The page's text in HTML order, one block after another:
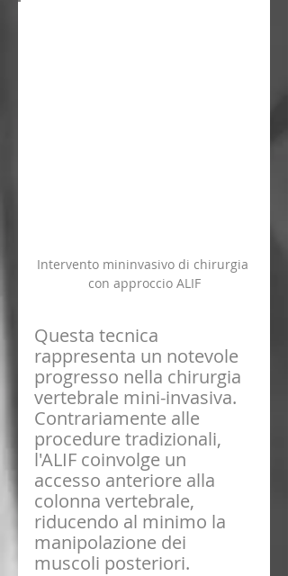
Intervento mininvasivo di chirurgia
con approccio ALIF
Questa tecnica
rappresenta un notevole
progresso nella chirurgia
vertebrale mini-invasiva.
Contrariamente alle
procedure tradizionali,
l'ALIF coinvolge un
accesso anteriore alla
colonna vertebrale,
riducendo al minimo la
manipolazione dei
muscoli posteriori.